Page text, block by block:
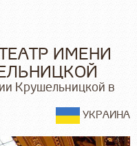
ИМЕНИ
Крушельницкой в
УКРАИНА